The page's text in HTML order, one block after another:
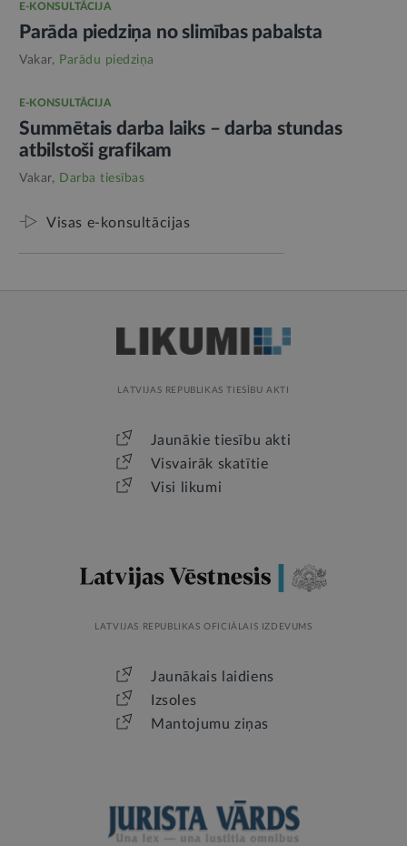
E-KONSULTĀCIJA
Parāda piedziņa no slimības pabalsta
Vakar, Parādu piedziņa
E-KONSULTĀCIJA
Summētais darba laiks – darba stundas
atbilstoši grafikam
Vakar, Darba tiesības
Visas e-konsultācijas
LATVIJAS REPUBLIKAS TIESĪBU AKTI
Jaunākie tiesību akti
Visvairāk skatītie
Visi likumi
LATVIJAS REPUBLIKAS OFICIĀLAIS IZDEVUMS
Jaunākais laidiens
Izsoles
Mantojumu ziņas